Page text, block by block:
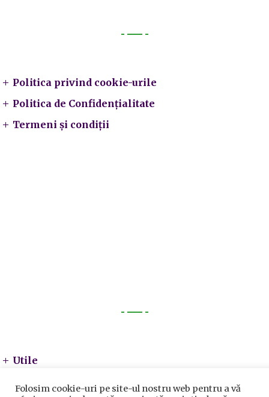
Politica privind cookie-urile
Politica de Confidențialitate
Termeni și condiții
Utile
Telefoane utile
Folosim cookie-uri pe site-ul nostru web pentru a vă